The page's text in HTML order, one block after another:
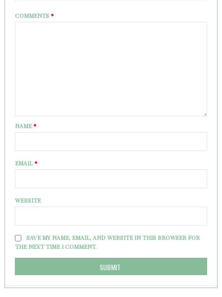
COMMENTS*
NAME*
EMAIL*
WEBSITE
SAVE MY NAME, EMAIL, AND WEBSITE IN THIS BROWSER FOR
THE NEXT TIME I COMMENT.